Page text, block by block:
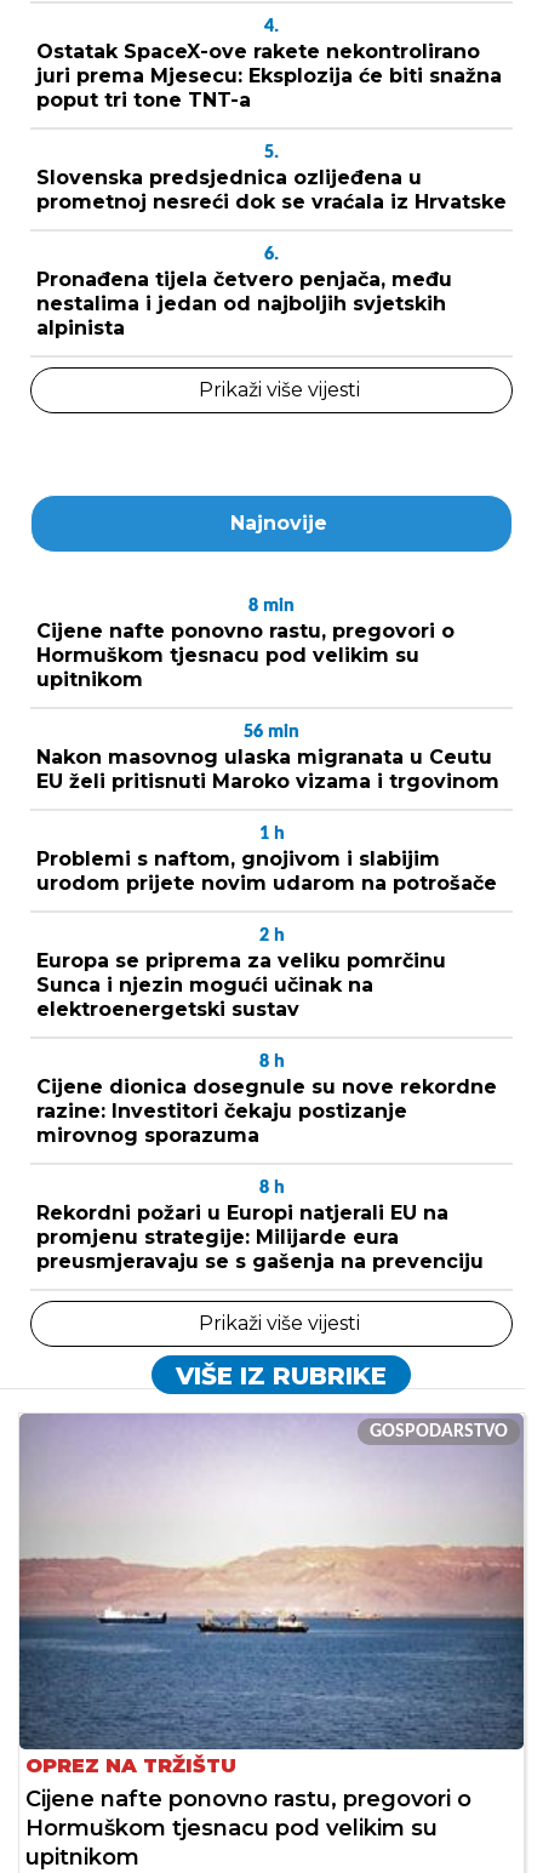
4.
Ostatak SpaceX-ove rakete nekontrolirano
juri prema Mjesecu: Eksplozija će biti snažna
poput tri tone TNT-a
5.
Slovenska predsjednica ozlijeđena u
prometnoj nesreći dok se vraćala iz Hrvatske
6.
Pronađena tijela četvero penjača, među
nestalima i jedan od najboljih svjetskih
alpinista
Prikaži više vijesti
Najnovije
8 min
Cijene nafte ponovno rastu, pregovori o
Hormuškom tjesnacu pod velikim su
upitnikom
56 min
Nakon masovnog ulaska migranata u Ceutu
EU želi pritisnuti Maroko vizama i trgovinom
1 h
Problemi s naftom, gnojivom i slabijim
urodom prijete novim udarom na potrošače
2 h
Europa se priprema za veliku pomrčinu
Sunca i njezin mogući učinak na
elektroenergetski sustav
8 h
Cijene dionica dosegnule su nove rekordne
razine: Investitori čekaju postizanje
mirovnog sporazuma
8 h
Rekordni požari u Europi natjerali EU na
promjenu strategije: Milijarde eura
preusmjeravaju se s gašenja na prevenciju
Prikaži više vijesti
VIŠE IZ RUBRIKE
GOSPODARSTVO
OPREZ NA TRŽIŠTU
Cijene nafte ponovno rastu, pregovori o
Hormuškom tjesnacu pod velikim su
upitnikom